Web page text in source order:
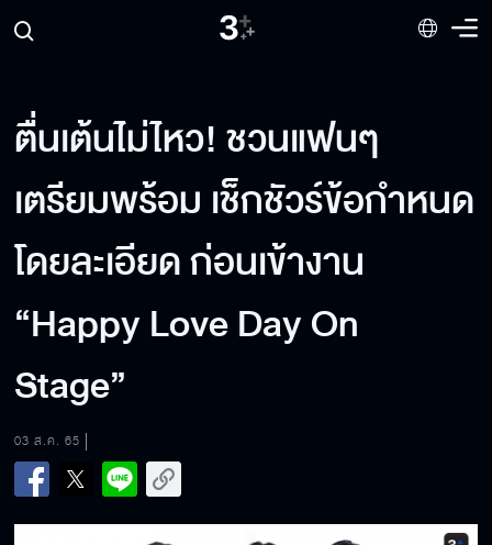
ตื่นเต้นไม่ไหว! ชวนแฟนๆ
เตรียมพร้อม เช็กชัวร์ข้อกำหนด
โดยละเอียด ก่อนเข้างาน
“Happy Love Day On
Stage”
03 ส.ค. 65